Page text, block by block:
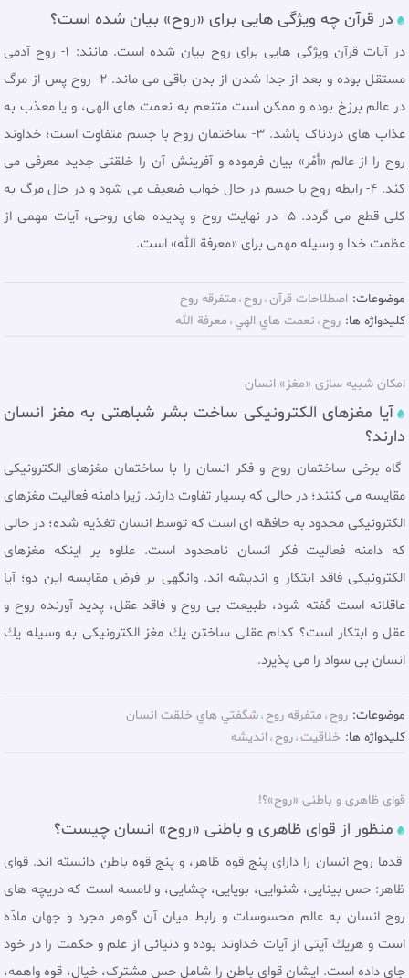
در قرآن چه ویژگی هایی برای «روح» بیان شده است؟
در آیات قرآن ویژگی هایی برای روح بیان شده است. مانند: 1- روح آدمى
مستقل بوده و بعد از جدا شدن از بدن باقى مى ‌ماند. 2- روح پس از مرگ
در عالم برزخ بوده و ممکن است متنعم به نعمت های الهی، و یا معذب به
عذاب های دردناک باشد. 3- ساختمان روح با جسم متفاوت است؛ خداوند
روح را از عالم «أَمْر» بیان فرموده و آفرينش آن را خلقتی جدید معرفى مى‌
كند. 4- رابطه روح با جسم در حال خواب ضعيف مى ‌شود و در حال مرگ به
كلى قطع مى ‌گردد. 5- در نهایت روح و پديده‌ هاى روحى، آيات مهمى از
عظمت خدا و وسيله مهمی برای «معرفة الله» است.
موضوعات: اصطلاحات قرآن روح متفرقه روح
کلیدواژه ها: روح نعمت هاي الهي معرفة الله
امکان شبیه سازی «مغز» انسان
آیا مغزهای الکترونیکی ساخت بشر شباهتی به مغز انسان
دارند؟
گاه برخی ساختمان روح و فكر انسان را با ساختمان مغزهاى الكترونيكى
مقايسه مى‌ كنند؛ در حالى كه بسیار تفاوت دارند. زیرا دامنه فعالیت مغزهاى
الكترونيكى محدود به حافظه ای است كه توسط انسان تغذيه شده؛ در حالى
كه دامنه فعاليت فكر انسان نامحدود است. علاوه بر اینکه مغزهای
الکترونیکی فاقد ابتكار و انديشه اند. وانگهى بر فرض مقایسه اين دو؛ آيا
عاقلانه است گفته شود، طبيعت بى روح و فاقد عقل، پديد آورنده روح و
عقل و ابتكار است؟ كدام عقلی ساختن يك مغز الكترونيكى به وسيله يك
انسان بى سواد را می پذیرد.
موضوعات: روح متفرقه روح شگفتي هاي خلقت انسان
کلیدواژه ها: خلاقيت روح انديشه
قوای ظاهری و باطنی «روح»؟!
منظور از قوای ظاهری و باطنی «روح» انسان چیست؟
قدما روح انسان را دارای پنج قوه ظاهر، و پنج قوه باطن دانسته ‌اند. قواى
ظاهر: حس بينايى، شنوايى، بويايى، چشايى، و لامسه است كه دريچه‌ هاى
روح انسان به عالم محسوسات و رابط ميان آن گوهر مجرد و جهان مادّه
است و هريك آيتى از آيات خداوند بوده و دنيائى از علم و حكمت را در خود
جاى داده است. ایشان قوای باطن را شامل حس مشترک، خیال، قوه واهمه،